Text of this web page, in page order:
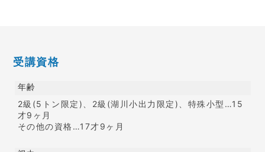
受講資格
年齢
2級(5トン限定)、2級(湖川小出力限定)、特殊小型…15
才9ヶ月
その他の資格…17才9ヶ月